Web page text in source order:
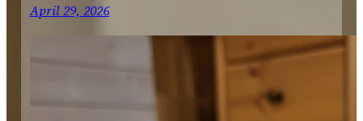
April 29, 2026